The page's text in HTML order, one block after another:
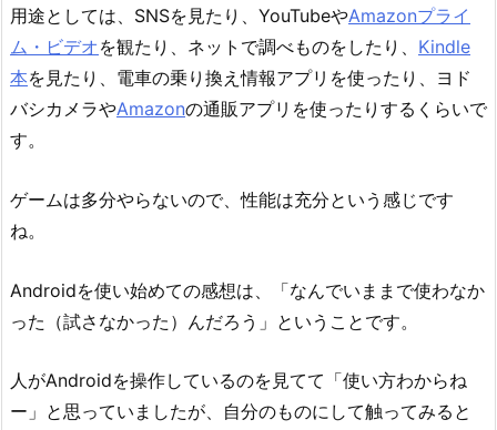
用途としては、SNSを見たり、YouTubeやAmazonプライ
ム・ビデオ を観たり、ネットで調べものをしたり、 Kindle
本を見たり、電車の乗り換え情報アプリを使ったり、ヨド
バシカメラやAmazonの通販アプリを使ったりするくらいで
す。
ゲームは多分やらないので、性能は充分という感じです
ね。
Androidを使い始めての感想は、「なんでいままで使わなか
った（試さなかった）んだろう」ということです。
人がAndroidを操作しているのを見てて「使い方わからね
ー」と思っていましたが、自分のものにして触ってみると